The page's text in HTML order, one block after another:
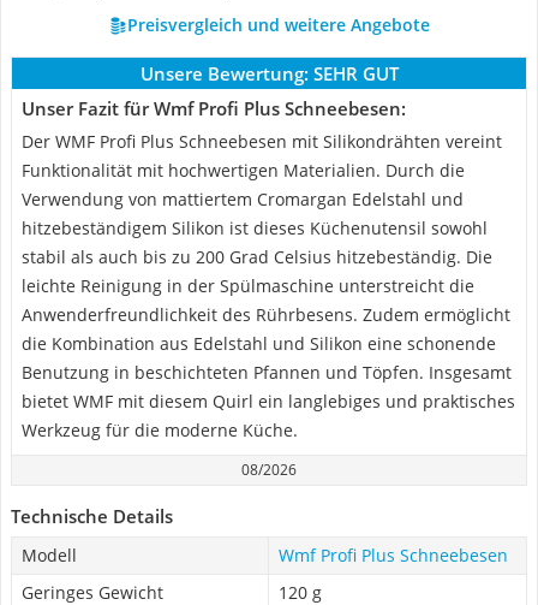
Preisvergleich und weitere Angebote
Unsere Bewertung: SEHR GUT
Unser Fazit für Wmf Profi Plus Schneebesen:
Der WMF Profi Plus Schneebesen mit Silikondrähten vereint
Funktionalität mit hochwertigen Materialien. Durch die
Verwendung von mattiertem Cromargan Edelstahl und
hitzebeständigem Silikon ist dieses Küchenutensil sowohl
stabil als auch bis zu 200 Grad Celsius hitzebeständig. Die
leichte Reinigung in der Spülmaschine unterstreicht die
Anwenderfreundlichkeit des Rührbesens. Zudem ermöglicht
die Kombination aus Edelstahl und Silikon eine schonende
Benutzung in beschichteten Pfannen und Töpfen. Insgesamt
bietet WMF mit diesem Quirl ein langlebiges und praktisches
Werkzeug für die moderne Küche.
08/2026
Technische Details
Modell
Wmf Profi Plus Schneebesen
Geringes Gewicht
‎120 g